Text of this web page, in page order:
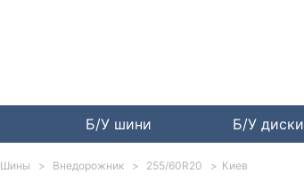
Б/У шини Б/У диски
Шины Внедорожник 255/60R20 Киев